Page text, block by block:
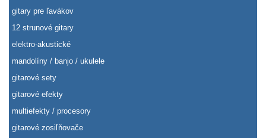
gitary pre ľavákov
12 strunové gitary
elektro-akustické
mandolíny / banjo / ukulele
gitarové sety
gitarové efekty
multiefekty / procesory
gitarové zosiľňovače